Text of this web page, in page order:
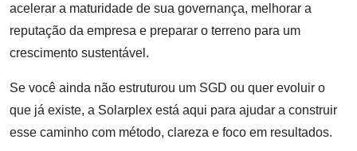
acelerar a maturidade de sua governança, melhorar a
reputação da empresa e preparar o terreno para um
crescimento sustentável.
Se você ainda não estruturou um SGD ou quer evoluir o
que já existe, a Solarplex está aqui para ajudar a construir
esse caminho com método, clareza e foco em resultados.